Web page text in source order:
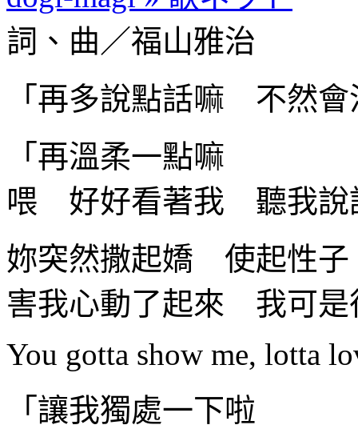
詞、曲／福山雅治
「再多說點話嘛 不然
「再溫柔一點嘛
喂 好好看著我 聽我說
妳突然撒起嬌 使起性子
害我心動了起來 我可是
You gotta show me, lotta
「讓我獨處一下啦